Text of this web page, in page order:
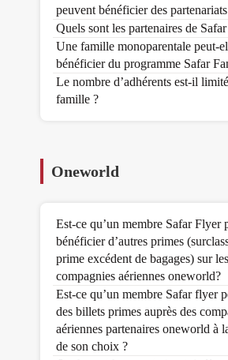
peuvent bénéficier des
Quels sont les partenaires de
Une famille monoparentale peut-
bénéficier du programme Safar
Le nombre d’adhérents est-il
famille ?
Oneworld
Est-ce qu’un membre Safar Flyer
bénéficier d’autres primes
prime excédent de bagages) sur
compagnies aériennes oneworld?
Est-ce qu’un membre Safar flyer
des billets primes auprès des
aériennes partenaires oneworld à
de son choix ?